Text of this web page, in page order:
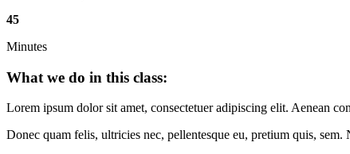
45
Minutes
What we do in this class:
Lorem ipsum dolor sit amet, consectetuer adipiscing elit. Aenean
Donec quam felis, ultricies nec, pellentesque eu, pretium quis, sem.